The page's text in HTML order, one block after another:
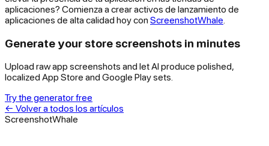
aplicaciones? Comienza a crear activos de lanzamiento de
aplicaciones de alta calidad hoy con ScreenshotWhale
Generate your store screenshots in minutes
Upload raw app screenshots and let AI produce polished,
localized App Store and Google Play sets.
Try the generator free
← Volver a todos los artículos
ScreenshotWhale